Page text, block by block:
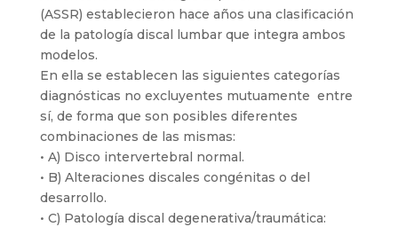
(ASSR) establecieron hace años una clasificación
de la patología discal lumbar que integra ambos
modelos.
En ella se establecen las siguientes categorías
diagnósticas no excluyentes mutuamente entre
sí, de forma que son posibles diferentes
combinaciones de las mismas:
• A) Disco intervertebral normal.
• B) Alteraciones discales congénitas o del
desarrollo.
• C) Patología discal degenerativa/traumática: